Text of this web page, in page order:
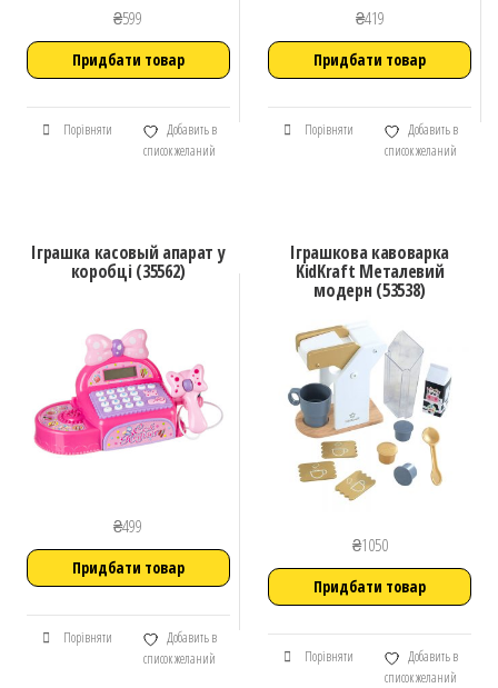
₴599
Придбати товар
Порівняти
Добавить в
список желаний
₴419
Придбати товар
Порівняти
Добавить в
список желаний
Іграшка касовый апарат у
коробці (35562)
₴499
Придбати товар
Порівняти
Добавить в
список желаний
Іграшкова кавоварка
KidKraft Металевий
модерн (53538)
₴1050
Придбати товар
Порівняти
Добавить в
список желаний